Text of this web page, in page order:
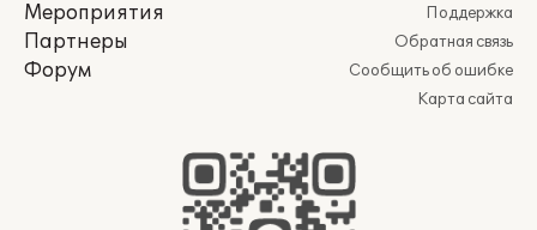
Мероприятия
Партнеры
Форум
Поддержка
Обратная связь
Сообщить об ошибке
Карта сайта